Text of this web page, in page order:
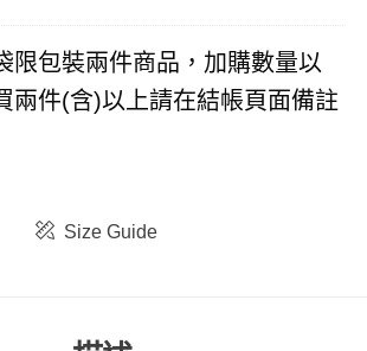
限包裝兩件商品，加購數量以
兩件(含)以上請在結帳頁面備註
Size Guide